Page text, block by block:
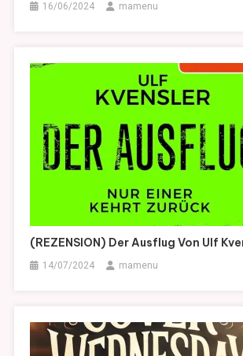
16/06/2024 mamenu
(REZENSION) Der Ausflug Von Ulf
14/07/2024 mamenu